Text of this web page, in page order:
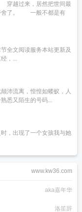
穿越过来，居然把世间最
舍了。 一般不都是有
全文阅读服务本站更新及
，...
沛流离，惶惶如蝼蚁，人
悉又陌生的号码...
，出现了一个女孩我与她
www.kw36.com
aka嘉年华
洛笙辞